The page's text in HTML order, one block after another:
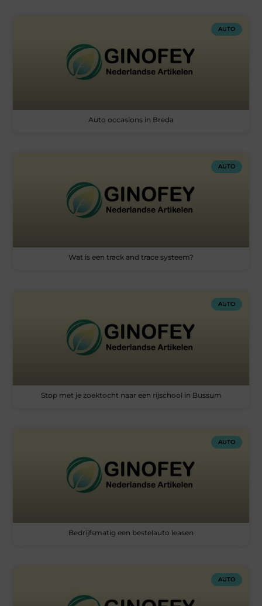
AUTO
Auto occasions in Breda
AUTO
Wat is een track and trace systeem?
AUTO
Stop met je zoektocht naar een rijschool in Bussum
AUTO
Bedrijfsmatig een bestelauto leasen
AUTO